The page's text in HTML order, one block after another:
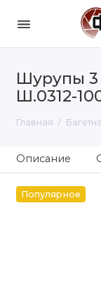
Шурупы 3
Ш.0312-
Главная
Описание
Популярное